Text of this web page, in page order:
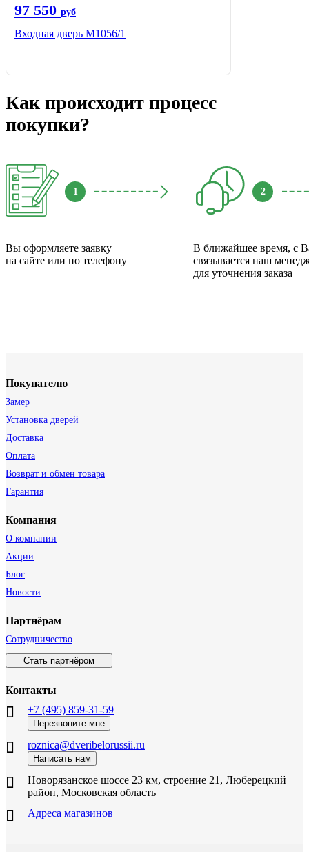
97 550 руб
Входная дверь М1056/1
Как происходит процесс
покупки?
1
Вы оформляете заявку
на сайте или по телефону
2
В ближайшее время, с
связывается наш
для уточнения заказа
Покупателю
Замер
Установка дверей
Доставка
Оплата
Возврат и обмен товара
Гарантия
Компания
О компании
Акции
Блог
Новости
Партнёрам
Сотрудничество
Стать партнёром
Контакты
+7 (495) 859-31-59
Перезвоните мне
roznica@dveribelorussii.ru
Написать нам
Новорязанское шоссе 23 км, строение 21, Люберецкий
район, Московская область
Адреса магазинов